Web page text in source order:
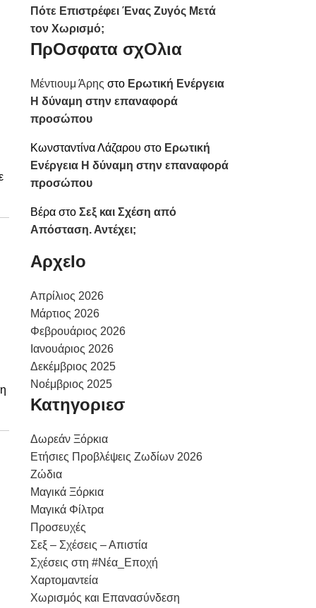
Πότε Επιστρέφει Ένας Ζυγός Μετά
τον Χωρισμό;
ΠρΟσφατα σχΟλια
Μέντιουμ Άρης στο Ερωτική Ενέργεια
Η δύναμη στην επαναφορά
προσώπου
Κωνσταντίνα Λάζαρου στο Ερωτική
Ενέργεια Η δύναμη στην επαναφορά
προσώπου
Βέραστο Σεξ και Σχέση από
Απόσταση. Αντέχει;
ΑρχεΙο
Απρίλιος 2026
Μάρτιος 2026
Φεβρουάριος 2026
Ιανουάριος 2026
Δεκέμβριος 2025
Νοέμβριος 2025
Κατηγοριεσ
Δωρεάν Ξόρκια
Ετήσιες Προβλέψεις Ζωδίων 2026
Ζώδια
Μαγικά Ξόρκια
Μαγικά Φίλτρα
Προσευχές
Σεξ – Σχέσεις – Απιστία
Σχέσεις στη #Νέα_Εποχή
Χαρτομαντεία
Χωρισμός και Επανασύνδεση